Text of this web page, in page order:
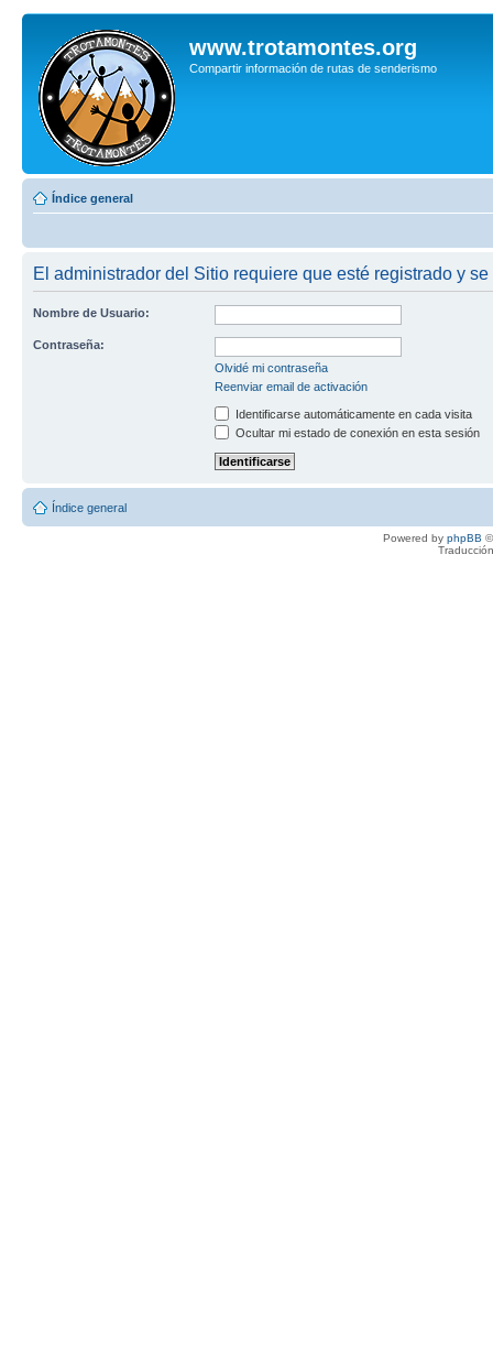
www.trotamontes.org
Compartir información de rutas de senderismo
Índice general
El administrador del Sitio requiere que esté registrado y
Nombre de Usuario:
Contraseña:
Olvidé mi contraseña
Reenviar email de activación
Identificarse automáticamente en cada visita
Ocultar mi estado de conexión en esta sesión
Índice general
Powered by phpBB